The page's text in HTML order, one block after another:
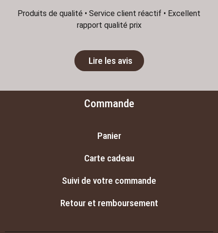
Produits de qualité • Service client réactif • Excellent
rapport qualité prix
Lire les avis
Commande
Panier
Carte cadeau
Suivi de votre commande
Retour et remboursement